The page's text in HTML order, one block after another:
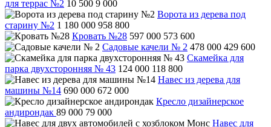
для террас №2 10 500 9 000
Ворота из дерева под
старину №2 1 180 000 958 800
Кровать №28 597 000 573 600
Садовые качели № 2 478 000 429 600
Скамейка для
парка двухсторонняя № 43 124 000 118 800
Навес из дерева для
машины №14 690 000 672 000
Кресло дизайнерское
андирондак 89 000 79 000
Навес для